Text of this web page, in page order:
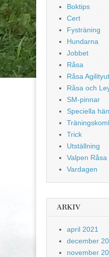
Boktips
Cert
Fysträning
Hundarna
Jobbet
Råsa
Råsa
Råsa och
SM-pinnar
Speciella
Trick
Utställning
Valpen Råsa
Vardagen
ARKIV
april 2021
december
november